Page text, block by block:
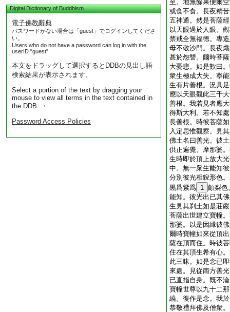
Digital Dictionary of Buddhism
電子佛教辭典
パスワードがない場合は「guest」でログインしてくださ
い。
Users who do not have a password can log in with the
userID "guest".
本文をドラッグして選択するとDDBの見出し語
検索結果が表示されます。
Select a portion of the text by dragging your
mouse to view all terms in the text contained in
the DDB. ・
Password Access Policies
至。地無餘果便爾
或食不食。長夜精
五神通。然是菩薩
以天眼過於人眼。
禁戒全無福徳。專
母不敬沙門。長夜
甚於怨讐。爾時菩
大憂悲。如是歎曰
衆生極成大失。寧
生有片善根。況具
應以天眼觀此三千
善根。我若見者應
得斯大利。若不知
長善根。時彼菩薩
入定思惟觀察。見
佛土名曰善光。彼
供正遍覺。摩那婆
生時即於頂上放大
中。無一衆生能知
分別彼光相貎形色
黒爲紫爲 1 頗梨色
能知。彼光出已其
生見其刹土如是莊
菩薩出世建立寶幢
那婆。以是因縁彼
爾時寶幢如來從頂
薩在頂而住。時彼
住在其頂生希有心
此三昧。如是念已
來處。見從南方善
已直指自身。既不
寶幢世尊以九十二
繞。復作是念。我
恭敬禮拜佛及僧衆